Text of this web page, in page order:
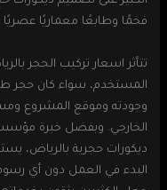
فخمًا وطابعًا معماريًا عصريًا
تتأثر اسعار تركيب الحجر
المستخدم، سواء كان حجر
وجودته وموقع المشروع
الخارجي. وبفضل خبرة
ديكورات حجرية بالرياض،
البدء في العمل دون أي